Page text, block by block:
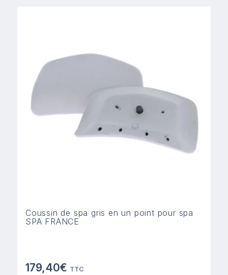
Coussin de spa gris en un point pour spa
SPA FRANCE
179,40€ TTC